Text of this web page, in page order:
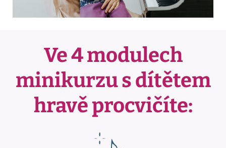
Ve 4 modulech
minikurzu s dítětem
hravě procvičíte: